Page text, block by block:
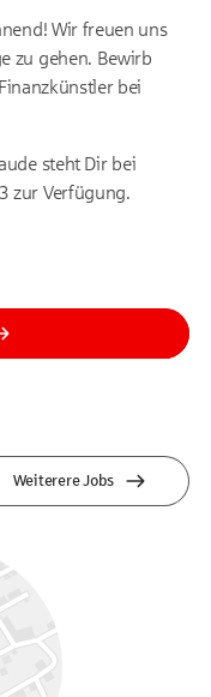
Wir freuen uns
zu gehen. Bewirb
bei
steht Dir bei
zur Verfügung.
Weiterere Jobs